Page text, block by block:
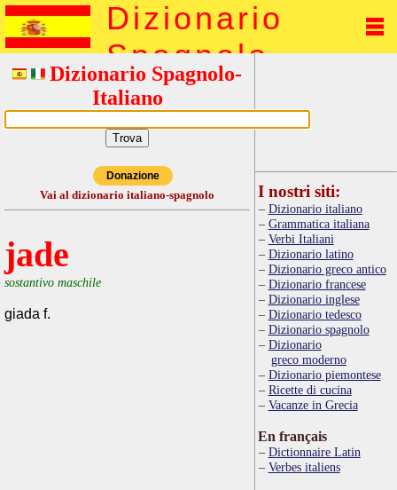
Dizionario
Spagnolo
Dizionario Spagnolo-
Italiano
Donazione
Vai al dizionario italiano-spagnolo
jade
sostantivo maschile
giada f.
I nostri siti:
Dizionario italiano
Grammatica italiana
Verbi Italiani
Dizionario latino
Dizionario greco antico
Dizionario francese
Dizionario inglese
Dizionario tedesco
Dizionario spagnolo
Dizionario
greco moderno
Dizionario piemontese
Ricette di cucina
Vacanze in Grecia
En français
Dictionnaire Latin
Verbes italiens